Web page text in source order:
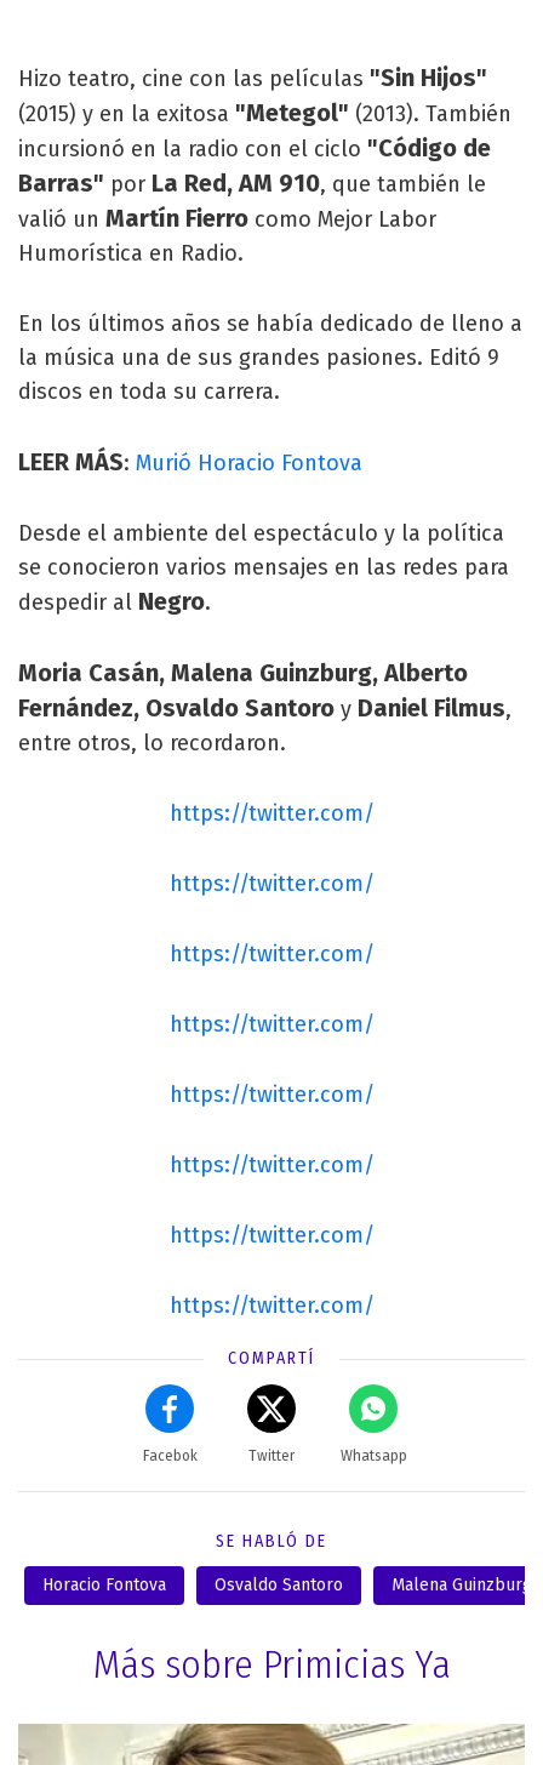
Hizo teatro, cine con las películas "Sin Hijos"
(2015) y en la exitosa "Metegol" (2013). También
incursionó en la radio con el ciclo "Código de
Barras" por La Red, AM 910, que también le
valió un Martín Fierro como Mejor Labor
Humorística en Radio.
En los últimos años se había dedicado de lleno a
la música una de sus grandes pasiones. Editó 9
discos en toda su carrera.
LEER MÁS: Murió Horacio Fontova
Desde el ambiente del espectáculo y la política
se conocieron varios mensajes en las redes para
despedir al Negro.
Moria Casán, Malena Guinzburg, Alberto
Fernández, Osvaldo Santoro y Daniel Filmus,
entre otros, lo recordaron.
https://twitter.com/
https://twitter.com/
https://twitter.com/
https://twitter.com/
https://twitter.com/
https://twitter.com/
https://twitter.com/
https://twitter.com/
COMPARTÍ
Facebok Twitter Whatsapp
SE HABLÓ DE
Horacio Fontova Osvaldo Santoro Malena Guinzburg
Más sobre Primicias Ya